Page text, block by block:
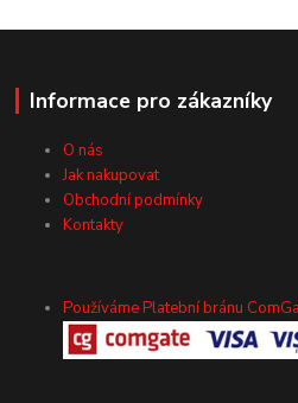
Informace pro zákazníky
O nás
Jak nakupovat
Obchodní podmínky
Kontakty
Používáme Platební bránu